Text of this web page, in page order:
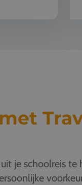
met
je schoolreis te